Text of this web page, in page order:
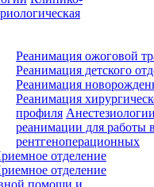
Реанимация ожоговой
Реанимация детского
Реанимация
Реанимация
профиля
реанимации для работы
рентгеноперационных
отделение
отделение
помощи и